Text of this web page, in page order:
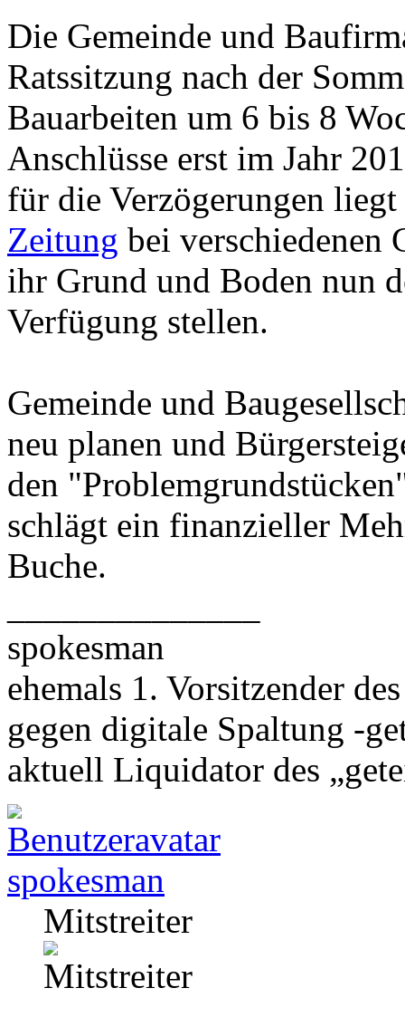
Die Gemeinde und
Ratssitzung nach der
Bauarbeiten um 6 bis 8
Anschlüsse erst im Jahr
für die Verzögerungen
Zeitung bei verschiedenen
ihr Grund und Boden nun
Verfügung stellen.
Gemeinde und
neu planen und
den
schlägt ein finanzieller
Buche.
spokesman
ehemals 1. Vorsitzender
gegen digitale Spaltung -
aktuell Liquidator des
spokesman
Mitstreiter